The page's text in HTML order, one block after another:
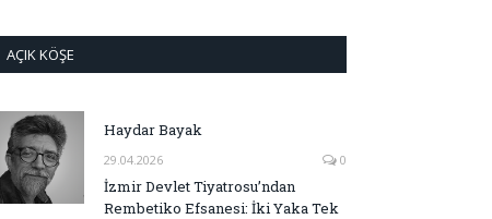
AÇIK KÖŞE
Haydar Bayak
29.04.2026 0
İzmir Devlet Tiyatrosu’ndan
Rembetiko Efsanesi: İki Yaka Tek